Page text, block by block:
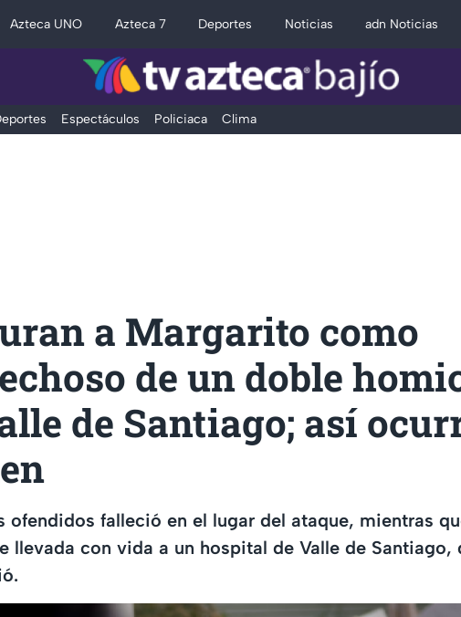
Azteca UNO Azteca 7 Deportes Noticias adn Noticias
Espectáculos Policiaca Clima
a Margarito como
de un doble
de Santiago; así
ofendidos falleció en el lugar del ataque, mientras
llevada con vida a un hospital de Valle de Santiago,